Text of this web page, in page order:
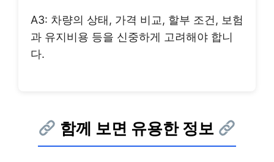
A3: 차량의 상태, 가격 비교, 할부 조건, 보험
과 유지비용 등을 신중하게 고려해야 합니
다.
함께 보면 유용한 정보